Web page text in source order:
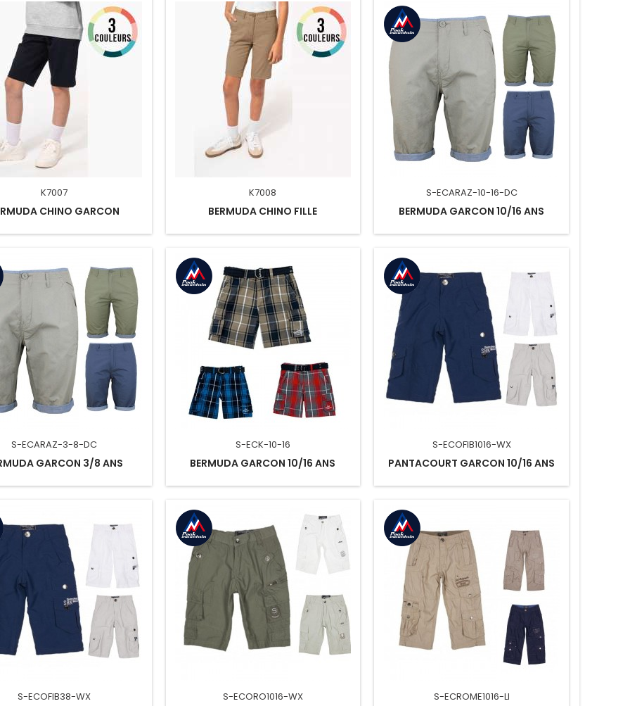
K7007
CHINO GARCON
K7008
BERMUDA CHINO FILLE
S-ECARAZ-10-16-DC
BERMUDA GARCON 10/16 ANS
S-ECARAZ-3-8-DC
GARCON 3/8 ANS
S-ECK-10-16
BERMUDA GARCON 10/16 ANS
S-ECOFIB1016-WX
PANTACOURT GARCON 10/16 ANS
S-ECOFIB38-WX S-ECORO1016-WX S-ECROME1016-LI